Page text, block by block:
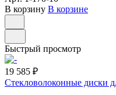
В корзину В корзине
Быстрый просмотр
19 585 ₽
Стекловолоконные диски